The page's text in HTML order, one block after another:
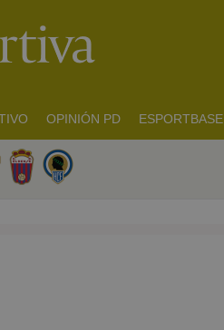
OPINIÓN PD ESPORTBASE